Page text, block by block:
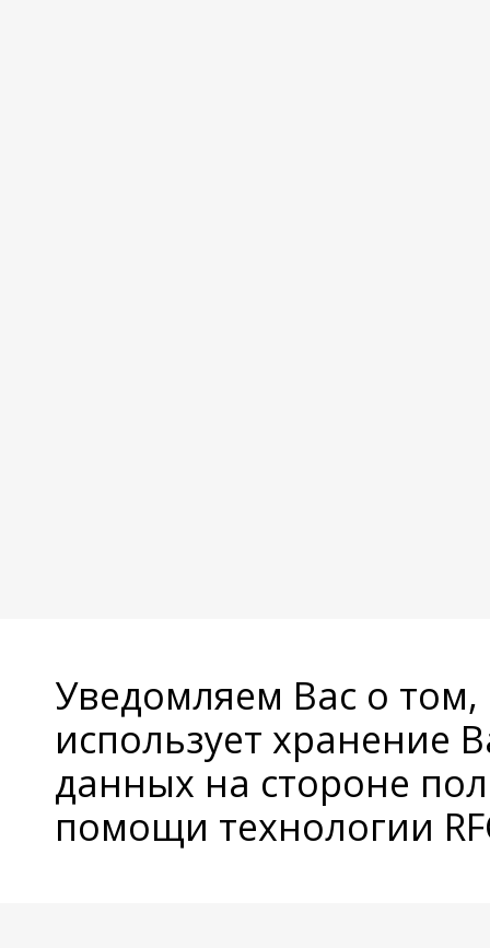
Уведомляем Вас о
использует хранение
данных на стороне
помощи технологии